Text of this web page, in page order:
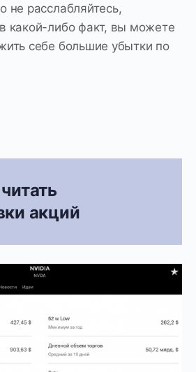
не расслабляйтесь,
какой-либо факт, вы можете
себе большие убытки по
акций